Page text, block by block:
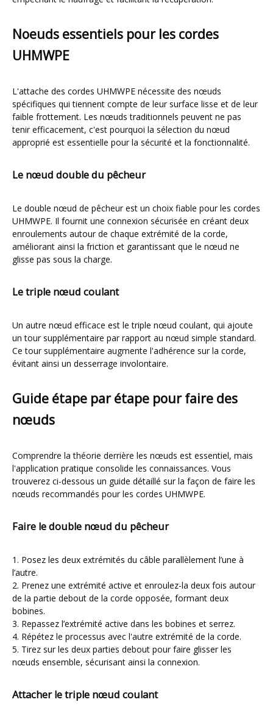
Noeuds essentiels pour les cordes
UHMWPE
L'attache des cordes UHMWPE nécessite des nœuds
spécifiques qui tiennent compte de leur surface lisse et de leur
faible frottement. Les nœuds traditionnels peuvent ne pas
tenir efficacement, c'est pourquoi la sélection du nœud
approprié est essentielle pour la sécurité et la fonctionnalité.
Le nœud double du pêcheur
Le double nœud de pêcheur est un choix fiable pour les cordes
UHMWPE. Il fournit une connexion sécurisée en créant deux
enroulements autour de chaque extrémité de la corde,
améliorant ainsi la friction et garantissant que le nœud ne
glisse pas sous la charge.
Le triple nœud coulant
Un autre nœud efficace est le triple nœud coulant, qui ajoute
un tour supplémentaire par rapport au nœud simple standard.
Ce tour supplémentaire augmente l'adhérence sur la corde,
évitant ainsi un desserrage involontaire.
Guide étape par étape pour faire des
nœuds
Comprendre la théorie derrière les nœuds est essentiel, mais
l'application pratique consolide les connaissances. Vous
trouverez ci-dessous un guide détaillé sur la façon de faire les
nœuds recommandés pour les cordes UHMWPE.
Faire le double nœud du pêcheur
1. Posez les deux extrémités du câble parallèlement l’une à
l’autre.
2. Prenez une extrémité active et enroulez-la deux fois autour
de la partie debout de la corde opposée, formant deux
bobines.
3. Repassez l’extrémité active dans les bobines et serrez.
4. Répétez le processus avec l'autre extrémité de la corde.
5. Tirez sur les deux parties debout pour faire glisser les
nœuds ensemble, sécurisant ainsi la connexion.
Attacher le triple nœud coulant